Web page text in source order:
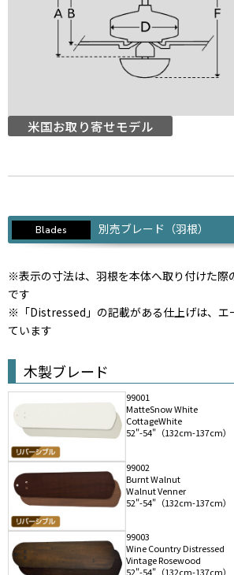
米国お取り寄せモデル
Blades 別売ブレード（羽根）
※表示の寸法は、羽根を本体へ取り付けた際
です
※「Distressed」の記載がある仕上げは、エ
ています
木製ブレード
99001
MatteSnow White
CottageWhite
52"-54"（132cm-137cm）
99002
Burnt Walnut
Walnut Venner
52"-54"（132cm-137cm）
99003
Wine Country Distressed
Vintage Rosewood
52"-54"（132cm-137cm）